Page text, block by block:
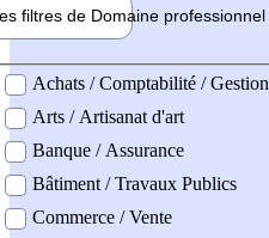
filtres de Domaine professionnel
professionel
Achats / Comptabilité / Gestion
Arts / Artisanat d'art
Banque / Assurance
Bâtiment / Travaux Publics
Commerce / Vente